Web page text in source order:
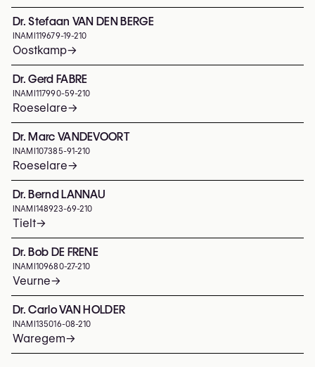
Dr. Stefaan VAN DEN BERGE
INAMI 119679-19-210
Oostkamp→
Dr. Gerd FABRE
INAMI 117990-59-210
Roeselare→
Dr. Marc VANDEVOORT
INAMI 107385-91-210
Roeselare→
Dr. Bernd LANNAU
INAMI 148923-69-210
Tielt→
Dr. Bob DE FRENE
INAMI 109680-27-210
Veurne→
Dr. Carlo VAN HOLDER
INAMI 135016-08-210
Waregem→